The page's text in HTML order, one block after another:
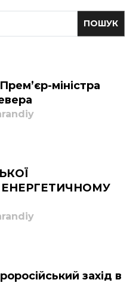
міністра
ЕНЕРГЕТИЧНОМУ
захід в